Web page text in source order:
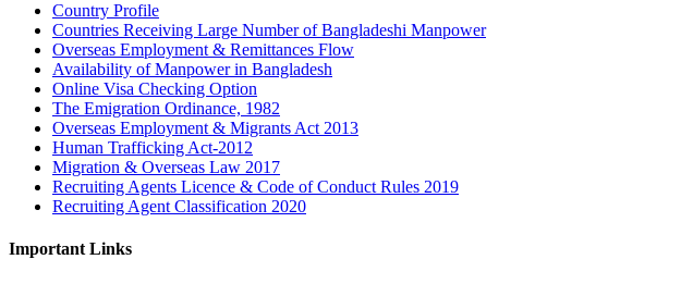
Country Profile
Countries Receiving Large Number of Bangladeshi Manpower
Overseas Employment & Remittances Flow
Availability of Manpower in Bangladesh
Online Visa Checking Option
The Emigration Ordinance, 1982
Overseas Employment & Migrants Act 2013
Human Trafficking Act-2012
Migration & Overseas Law 2017
Recruiting Agents Licence & Code of Conduct Rules 2019
Recruiting Agent Classification 2020
Important Links